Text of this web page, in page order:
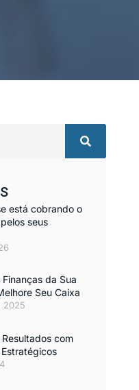
está cobrando o
seus
da Sua
Seu Caixa
2025
com